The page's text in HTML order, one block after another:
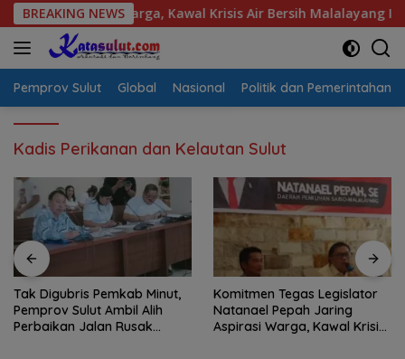
Langsung
ke
konten
BREAKING NEWS
Warga, Kawal Krisis Air Bersih Malalayang II Hingga
Pemprov Sulut Global Nasional Politik dan Pemerintahan
Kadis Perikanan dan Kelautan Sulut
Tak Digubris Pemkab Minut,
Pemprov Sulut Ambil Alih
Perbaikan Jalan Rusak
Komitmen Tegas Legislator
Natanael Pepah Jaring
Aspirasi Warga, Kawal Krisis